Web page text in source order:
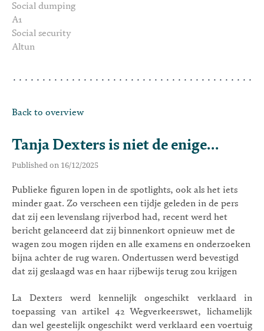
Social dumping
A1
Social security
Altun
Back to overview
Tanja Dexters is niet de enige...
Published on 16/12/2025
Publieke figuren lopen in de spotlights, ook als het iets
minder gaat. Zo verscheen een tijdje geleden in de pers
dat zij een levenslang rijverbod had, recent werd het
bericht gelanceerd dat zij binnenkort opnieuw met de
wagen zou mogen rijden en alle examens en onderzoeken
bijna achter de rug waren. Ondertussen werd bevestigd
dat zij geslaagd was en haar rijbewijs terug zou krijgen
La Dexters werd kennelijk ongeschikt verklaard in
toepassing van artikel 42 Wegverkeerswet, lichamelijk
dan wel geestelijk ongeschikt werd verklaard een voertuig